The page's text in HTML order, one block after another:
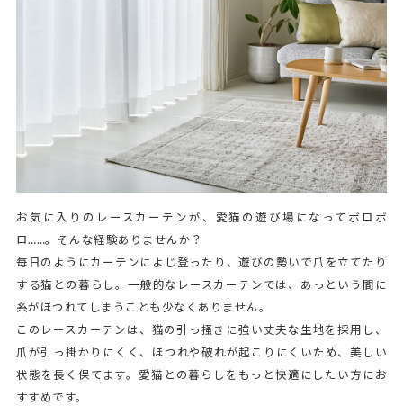
お気に入りのレースカーテンが、愛猫の遊び場になってボロボ
ロ……。そんな経験ありませんか？
毎日のようにカーテンによじ登ったり、遊びの勢いで爪を立てたり
する猫との暮らし。一般的なレースカーテンでは、あっという間に
糸がほつれてしまうことも少なくありません。
このレースカーテンは、猫の引っ掻きに強い丈夫な生地を採用し、
爪が引っ掛かりにくく、ほつれや破れが起こりにくいため、美しい
状態を長く保てます。愛猫との暮らしをもっと快適にしたい方にお
すすめです。